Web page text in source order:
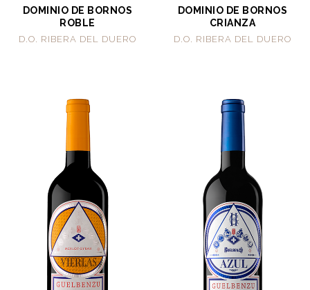
DOMINIO DE BORNOS
ROBLE
D.O. RIBERA DEL DUERO
DOMINIO DE BORNOS
CRIANZA
D.O. RIBERA DEL DUERO